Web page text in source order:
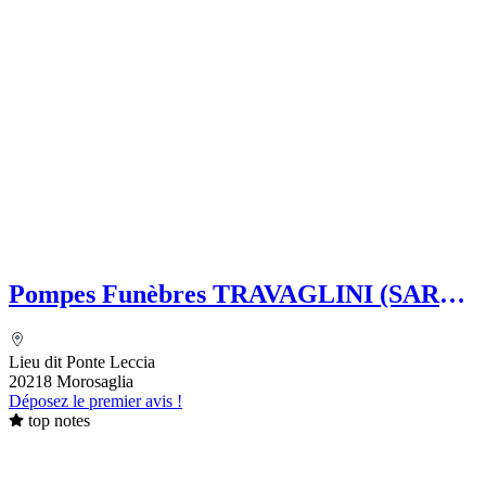
Pompes Funèbres TRAVAGLINI (SARL)
secondaire Grégoire TRAVAGLINI
Lieu dit Ponte Leccia
20218 Morosaglia
Déposez le premier avis !
top notes